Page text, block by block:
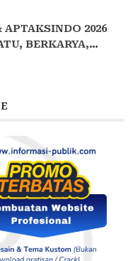
2026
BERKARYA,
15 BPP SIAP HADIR